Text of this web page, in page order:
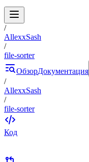
/
AllexxSash
/
file-sorter
ОбзорДокументация
/
AllexxSash
/
file-sorter
Код